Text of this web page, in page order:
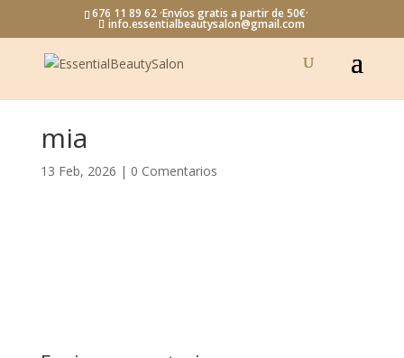
676 11 89 62 ·Envíos gratis a partir de 50€·
info.essentialbeautysalon@gmail.com
mia
13 Feb, 2026 | 0 Comentarios